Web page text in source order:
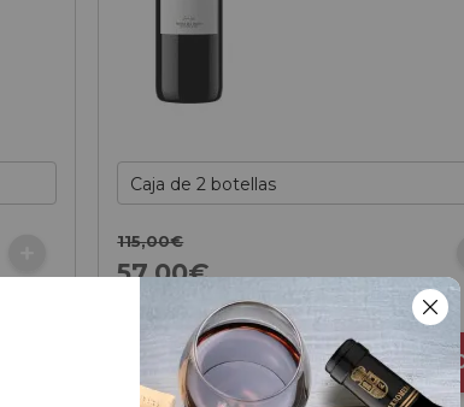
115,00€
57,00€
/ botella
AÑADIR AL